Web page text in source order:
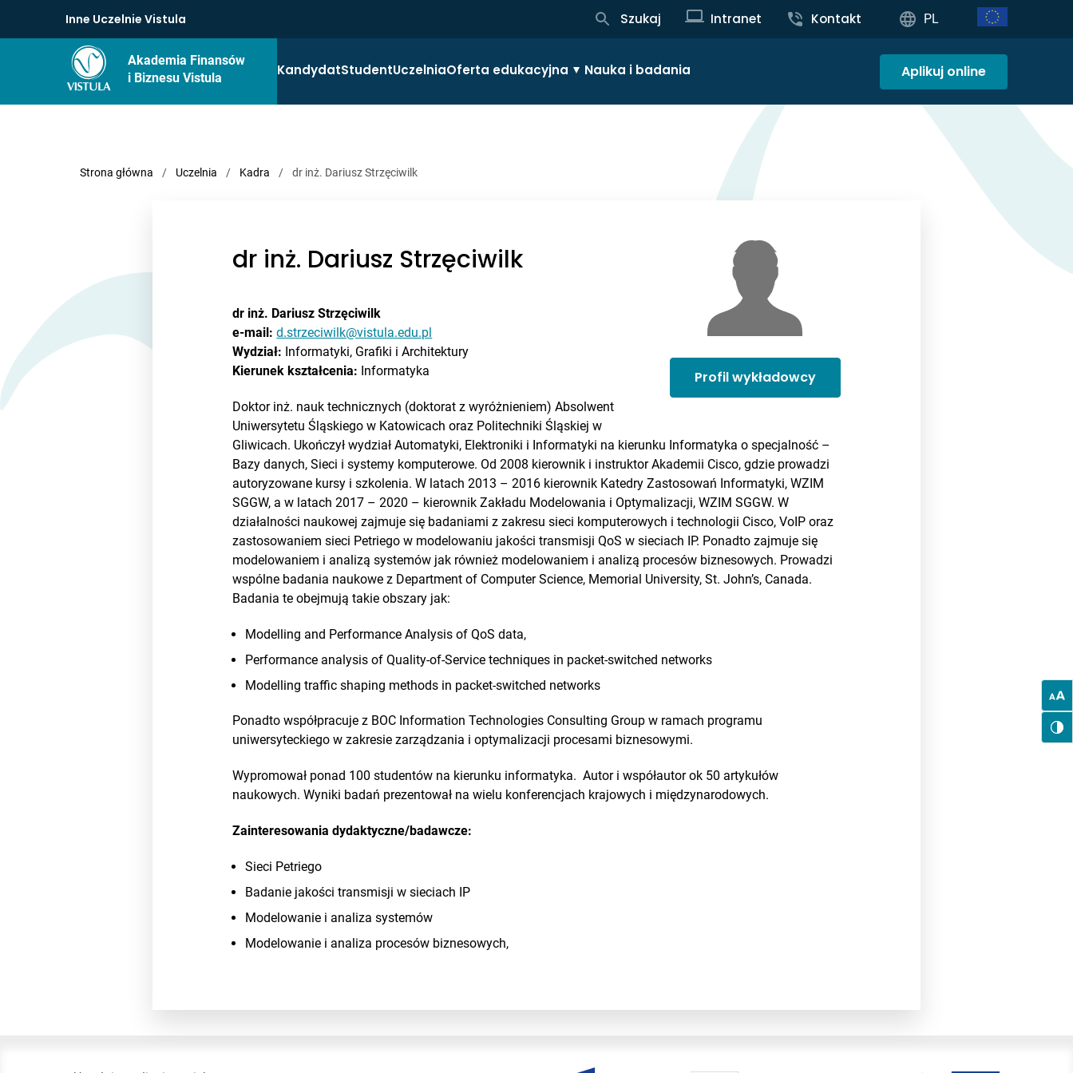
Inne Uczelnie Vistula Szukaj Intranet Kontakt PL
Akademia Finansów
i Biznesu Vistula
KandydatStudentUczelniaOferta edukacyjna Nauka i badania Aplikuj online
Strona główna / Uczelnia / Kadra / dr inż. Dariusz Strzęciwilk
Profil wykładowcy
dr inż. Dariusz Strzęciwilk
dr inż. Dariusz Strzęciwilk
e-mail: d.strzeciwilk@vistula.edu.pl
Wydział: Informatyki, Grafiki i Architektury
Kierunek kształcenia: Informatyka
Doktor inż. nauk technicznych (doktorat z wyróżnieniem) Absolwent
Uniwersytetu Śląskiego w Katowicach oraz Politechniki Śląskiej w
Gliwicach. Ukończył wydział Automatyki, Elektroniki i Informatyki na kierunku Informatyka o specjalność –
Bazy danych, Sieci i systemy komputerowe. Od 2008 kierownik i instruktor Akademii Cisco, gdzie prowadzi
autoryzowane kursy i szkolenia. W latach 2013 – 2016 kierownik Katedry Zastosowań Informatyki, WZIM
SGGW, a w latach 2017 – 2020 – kierownik Zakładu Modelowania i Optymalizacji, WZIM SGGW. W
działalności naukowej zajmuje się badaniami z zakresu sieci komputerowych i technologii Cisco, VoIP oraz
zastosowaniem sieci Petriego w modelowaniu jakości transmisji QoS w sieciach IP. Ponadto zajmuje się
modelowaniem i analizą systemów jak również modelowaniem i analizą procesów biznesowych. Prowadzi
wspólne badania naukowe z Department of Computer Science, Memorial University, St. John’s, Canada.
Badania te obejmują takie obszary jak:
Modelling and Performance Analysis of QoS data,
Performance analysis of Quality-of-Service techniques in packet-switched networks
Modelling traffic shaping methods in packet-switched networks
Ponadto współpracuje z BOC Information Technologies Consulting Group w ramach programu
uniwersyteckiego w zakresie zarządzania i optymalizacji procesami biznesowymi.
Wypromował ponad 100 studentów na kierunku informatyka. Autor i współautor ok 50 artykułów
naukowych. Wyniki badań prezentował na wielu konferencjach krajowych i międzynarodowych.
Zainteresowania dydaktyczne/badawcze:
Sieci Petriego
Badanie jakości transmisji w sieciach IP
Modelowanie i analiza systemów
Modelowanie i analiza procesów biznesowych,